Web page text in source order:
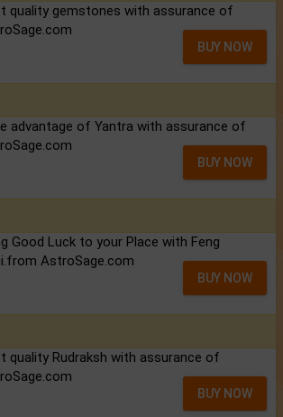
quality gemstones with assurance of
BUY NOW
advantage of Yantra with assurance of
BUY NOW
Good Luck to your Place with Feng
AstroSage.com
BUY NOW
quality Rudraksh with assurance of
BUY NOW